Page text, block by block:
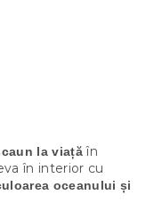
la viațăîn
în interior cu
oceanului și